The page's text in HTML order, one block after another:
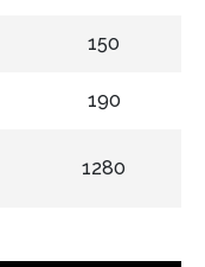
150
190
1280